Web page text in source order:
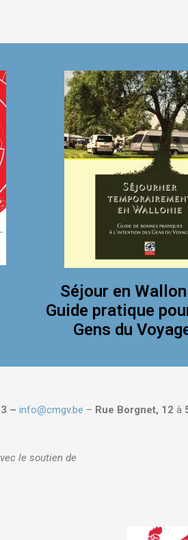
Séjour en
Guide pratique
Gens du
– info@cmgv.be – Rue Borgnet, 12 à
le soutien de